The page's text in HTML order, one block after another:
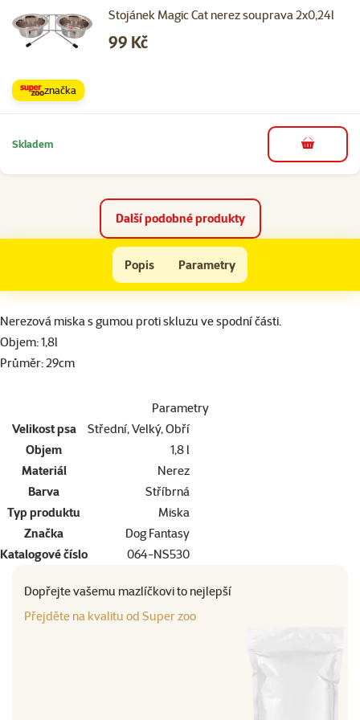
Stojánek Magic Cat nerez souprava 2x0,24l
Cena
99 Kč
značka
Skladem do košíku
Další podobné produkty
Miska DOG FANTASY nerezová s gumou 29 cm 1,8l
Popis Parametry
Na začátek stránky
superzoo.product.detail.content
Nerezová miska s gumou proti skluzu ve spodní části.
Objem: 1,8l
Průměr: 29cm
Parametry
Velikost psa
Střední, Velký, Obří
Objem
1,8 l
Materiál
Nerez
Barva
Stříbrná
Typ produktu
Miska
Značka
Dog Fantasy
Katalogové číslo
064-NS530
Dopřejte vašemu mazlíčkovi to nejlepší
Přejděte na kvalitu od Super zoo